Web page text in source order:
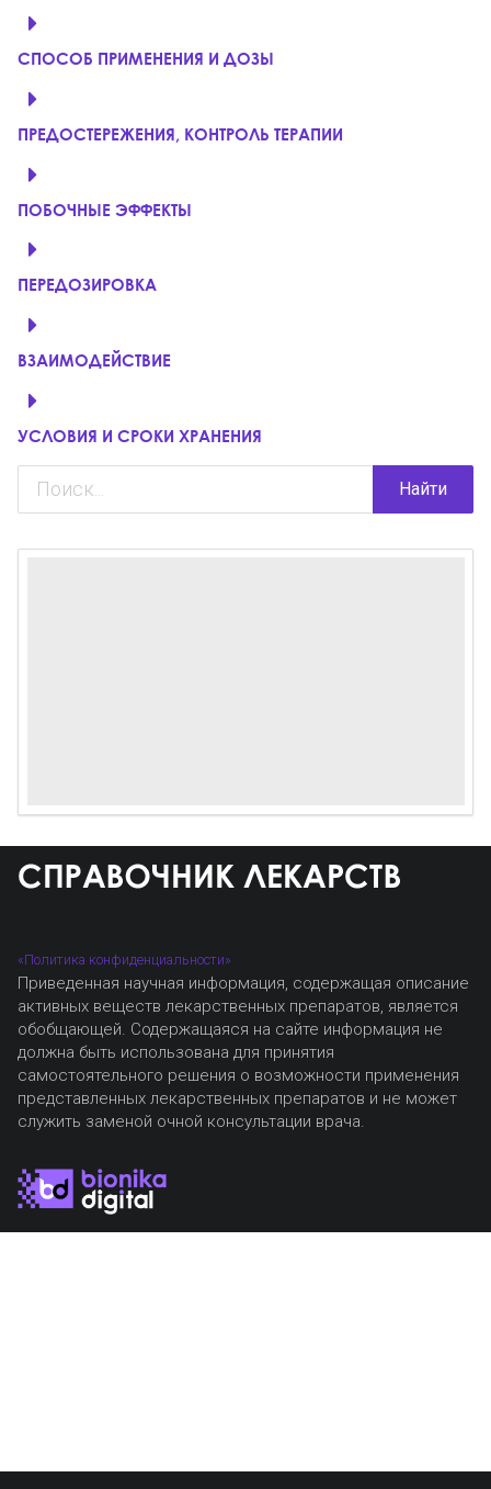
СПОСОБ ПРИМЕНЕНИЯ И ДОЗЫ
ПРЕДОСТЕРЕЖЕНИЯ, КОНТРОЛЬ ТЕРАПИИ
ПОБОЧНЫЕ ЭФФЕКТЫ
ПЕРЕДОЗИРОВКА
ВЗАИМОДЕЙСТВИЕ
УСЛОВИЯ И СРОКИ ХРАНЕНИЯ
Найти
«Политика конфиденциальности»
Приведенная научная информация, содержащая описание
активных веществ лекарственных препаратов, является
обобщающей. Содержащаяся на сайте информация не
должна быть использована для принятия
самостоятельного решения о возможности применения
представленных лекарственных препаратов и не может
служить заменой очной консультации врача.